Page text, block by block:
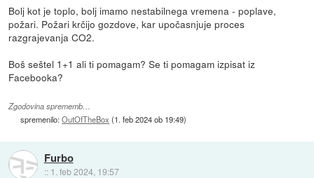
Bolj kot je toplo, bolj imamo nestabilnega vremena - poplave,
požari. Požari krčijo gozdove, kar upočasnjuje proces
razgrajevanja CO2.
Boš seštel 1+1 ali ti pomagam? Se ti pomagam izpisat iz
Facebooka?
Zgodovina sprememb…
spremenilo:OutOfTheBox (1. feb 2024 ob 19:49)
Furbo
:: 1. feb 2024, 19:57